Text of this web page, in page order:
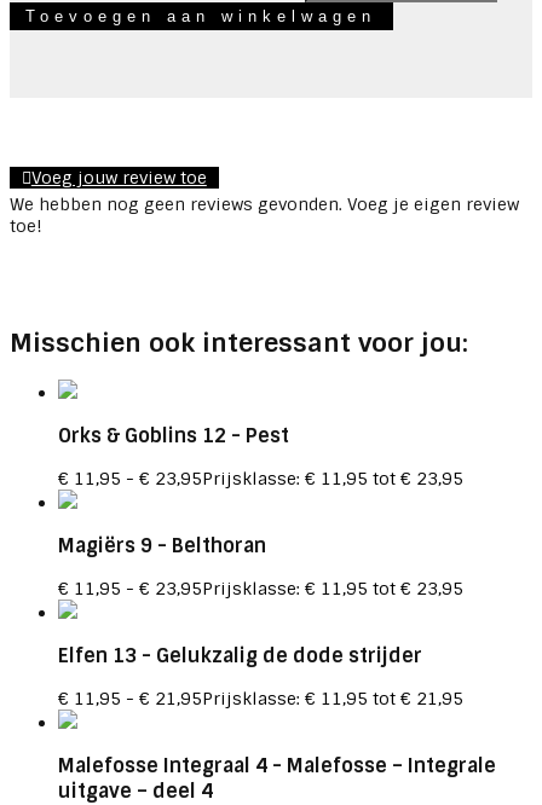
Toevoegen aan winkelwagen
Voeg jouw review toe
We hebben nog geen reviews gevonden. Voeg je eigen review
toe!
Misschien ook interessant voor jou:
Orks & Goblins 12 - Pest
€ 11,95 - € 23,95Prijsklasse: € 11,95 tot € 23,95
Magiërs 9 - Belthoran
€ 11,95 - € 23,95Prijsklasse: € 11,95 tot € 23,95
Elfen 13 - Gelukzalig de dode strijder
€ 11,95 - € 21,95Prijsklasse: € 11,95 tot € 21,95
Malefosse Integraal 4 - Malefosse – Integrale
uitgave – deel 4